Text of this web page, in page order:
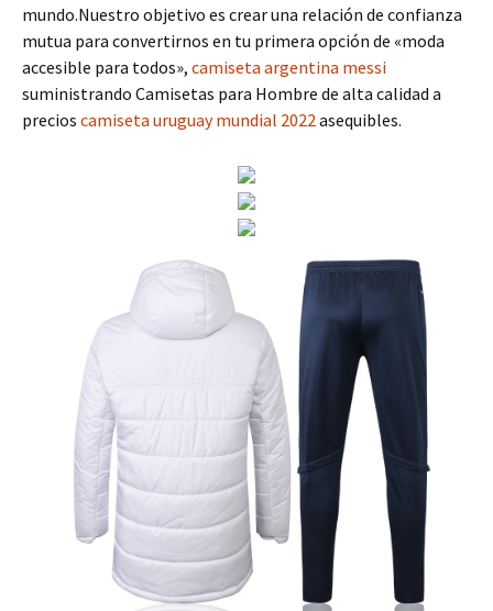
mundo.Nuestro objetivo es crear una relación de confianza
mutua para convertirnos en tu primera opción de «moda
accesible para todos», camiseta argentina messi
suministrando Camisetas para Hombre de alta calidad a
precios camiseta uruguay mundial 2022asequibles.